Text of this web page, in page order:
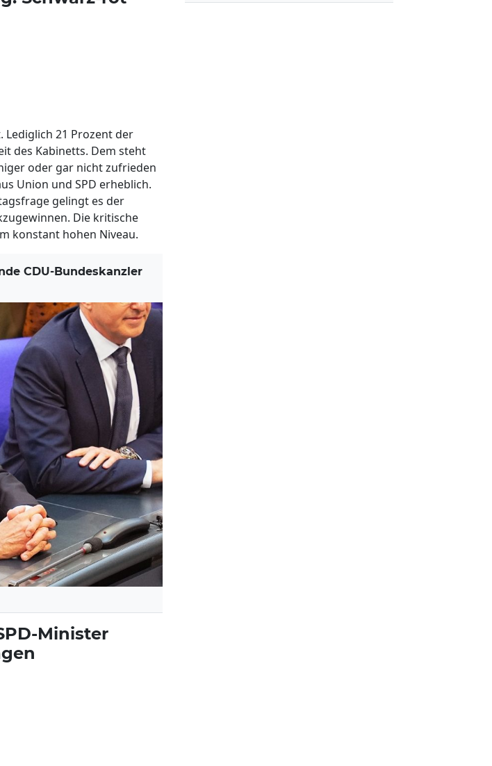
Lediglich 21 Prozent der
des Kabinetts. Dem steht
oder gar nicht zufrieden
Union und SPD erheblich.
gelingt es der
Die kritische
konstant hohen Niveau.
CDU-Bundeskanzler
Minister